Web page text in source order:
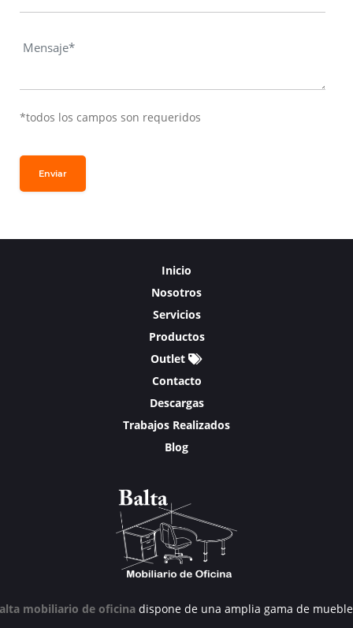
*todos los campos son requeridos
Enviar
Inicio
Nosotros
Servicios
Productos
Outlet
Contacto
Descargas
Trabajos Realizados
Blog
mobiliario de oficinadispone de una amplia gama de